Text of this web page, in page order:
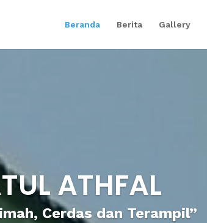
Beranda Berita Gallery
ATHFAL
Cerdas dan Terampil”